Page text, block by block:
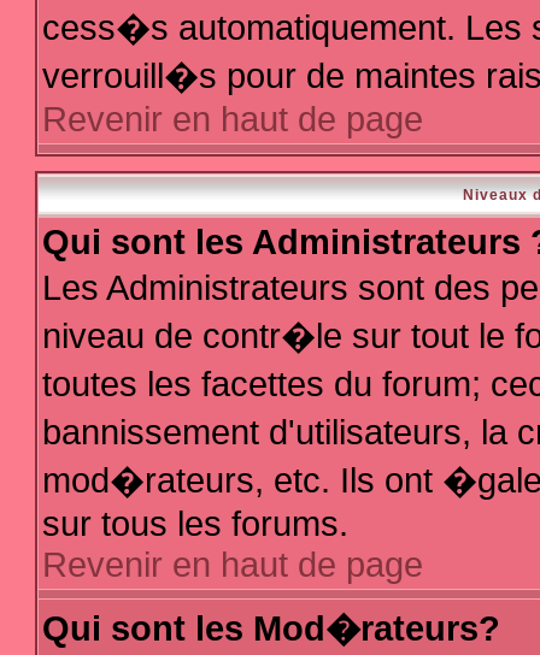
cess�s automatiquement.
verrouill�s pour de maintes
Revenir en haut de page
Niveaux
Qui sont les Administrateurs
Les Administrateurs sont des
niveau de contr�le sur tout le
toutes les facettes du forum;
bannissement d'utilisateurs, la
mod�rateurs, etc. Ils ont
sur tous les forums.
Revenir en haut de page
Qui sont les Mod�rateurs?